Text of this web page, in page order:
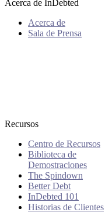
Acerca de InDebted
Acerca de
Sala de Prensa
Recursos
Centro de Recursos
Biblioteca de
Demostraciones
The Spindown
Better Debt
InDebted 101
Historias de Clientes